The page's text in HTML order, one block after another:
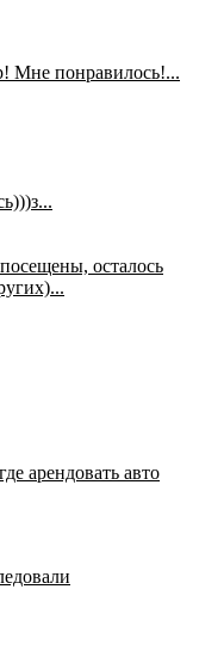
Мне понравилось!...
осталось
арендовать авто